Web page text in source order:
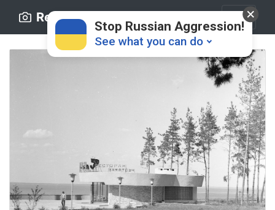
Retro.ck.ua
Stop Russian Aggression!
See what you can do
Donate 💸